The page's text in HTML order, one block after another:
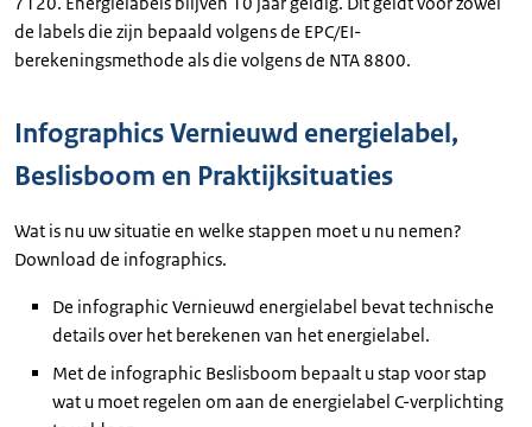
de labels die zijn bepaald volgens de EPC/EI-
berekeningsmethode als die volgens de NTA 8800.
Infographics Vernieuwd energielabel,
Beslisboom en Praktijksituaties
Wat is nu uw situatie en welke stappen moet u nu nemen?
Download de infographics.
De infographic Vernieuwd energielabel bevat technische
details over het berekenen van het energielabel.
Met de infographic Beslisboom bepaalt u stap voor stap
wat u moet regelen om aan de energielabel C-verplichting